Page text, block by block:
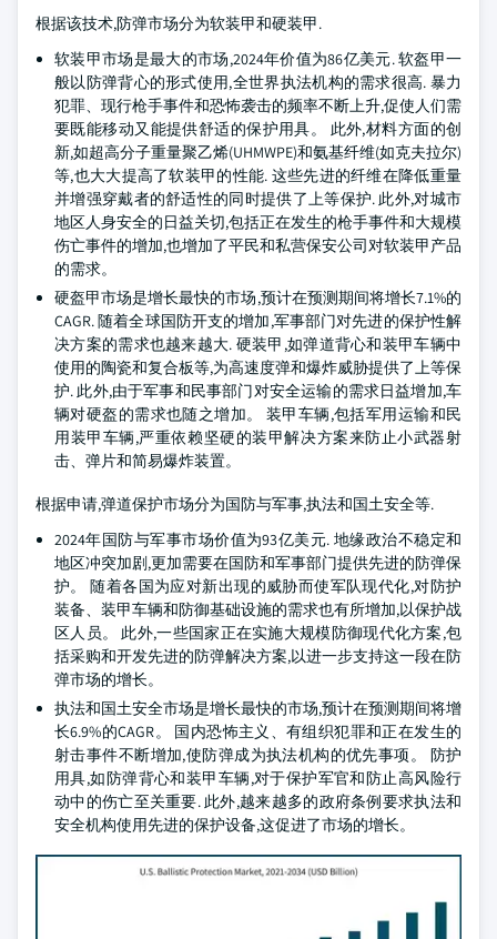
根据该技术,防弹市场分为软装甲和硬装甲.
软装甲市场是最大的市场,2024年价值为86亿美元. 软盔甲一
般以防弹背心的形式使用,全世界执法机构的需求很高. 暴力
犯罪、现行枪手事件和恐怖袭击的频率不断上升,促使人们需
要既能移动又能提供舒适的保护用具。 此外,材料方面的创
新,如超高分子重量聚乙烯(UHMWPE)和氨基纤维(如克夫拉尔)
等,也大大提高了软装甲的性能. 这些先进的纤维在降低重量
并增强穿戴者的舒适性的同时提供了上等保护. 此外,对城市
地区人身安全的日益关切,包括正在发生的枪手事件和大规模
伤亡事件的增加,也增加了平民和私营保安公司对软装甲产品
的需求。
硬盔甲市场是增长最快的市场,预计在预测期间将增长7.1%的
CAGR. 随着全球国防开支的增加,军事部门对先进的保护性解
决方案的需求也越来越大. 硬装甲,如弹道背心和装甲车辆中
使用的陶瓷和复合板等,为高速度弹和爆炸威胁提供了上等保
护. 此外,由于军事和民事部门对安全运输的需求日益增加,车
辆对硬盔的需求也随之增加。 装甲车辆,包括军用运输和民
用装甲车辆,严重依赖坚硬的装甲解决方案来防止小武器射
击、弹片和简易爆炸装置。
根据申请,弹道保护市场分为国防与军事,执法和国土安全等.
2024年国防与军事市场价值为93亿美元. 地缘政治不稳定和
地区冲突加剧,更加需要在国防和军事部门提供先进的防弹保
护。 随着各国为应对新出现的威胁而使军队现代化,对防护
装备、装甲车辆和防御基础设施的需求也有所增加,以保护战
区人员。 此外,一些国家正在实施大规模防御现代化方案,包
括采购和开发先进的防弹解决方案,以进一步支持这一段在防
弹市场的增长。
执法和国土安全市场是增长最快的市场,预计在预测期间将增
长6.9%的CAGR。 国内恐怖主义、有组织犯罪和正在发生的
射击事件不断增加,使防弹成为执法机构的优先事项。 防护
用具,如防弹背心和装甲车辆,对于保护军官和防止高风险行
动中的伤亡至关重要. 此外,越来越多的政府条例要求执法和
安全机构使用先进的保护设备,这促进了市场的增长。